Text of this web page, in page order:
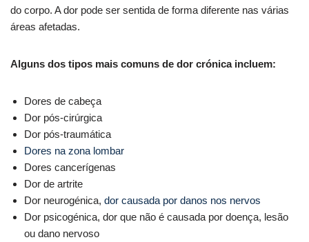
do corpo. A dor pode ser sentida de forma diferente nas várias
áreas afetadas.
Alguns dos tipos mais comuns de dor crónica incluem:
Dores de cabeça
Dor pós-cirúrgica
Dor pós-traumática
Dores na zona lombar
Dores cancerígenas
Dor de artrite
Dor neurogénica, dor causada por danos nos nervos
Dor psicogénica, dor que não é causada por doença, lesão
ou dano nervoso